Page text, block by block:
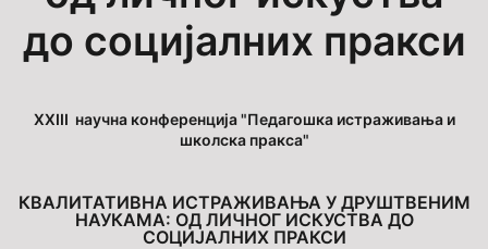
до социјалних пракси
XXIII научна конференција "Педагошка истраживања и
школска пракса"
КВАЛИТАТИВНА ИСТРАЖИВАЊА У ДРУШТВЕНИМ
НАУКАМА: ОД ЛИЧНОГ ИСКУСТВА ДО
СОЦИЈАЛНИХ ПРАКСИ